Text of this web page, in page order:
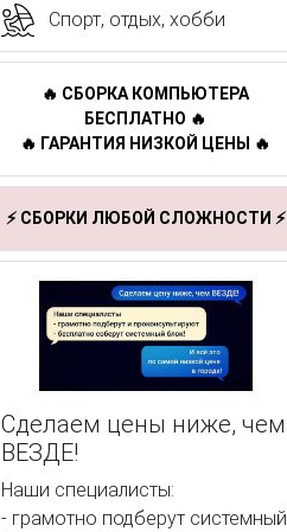
Спорт, отдых, хобби
🔥 СБОРКА КОМПЬЮТЕРА
БЕСПЛАТНО 🔥
🔥 ГАРАНТИЯ НИЗКОЙ ЦЕНЫ 🔥
⚡ СБОРКИ ЛЮБОЙ СЛОЖНОСТИ ⚡
Сделаем цены ниже, чем
ВЕЗДЕ!
Наши специалисты:
- грамотно подберут системный